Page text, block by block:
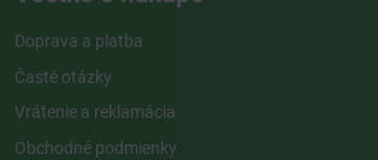
Doprava a platba
Časté otázky
Vrátenie a reklamácia
Obchodné podmienky